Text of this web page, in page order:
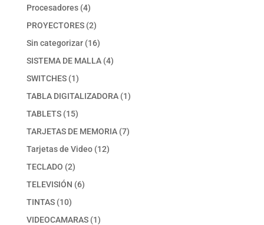
Procesadores 44
productos
PROYECTORES 22
productos
Sin categorizar 1616
productos
SISTEMA DE MALLA 44
SWITCHES 11
producto
TABLA DIGITALIZADORA 11
TABLETS 1515
productos
TARJETAS DE MEMORIA 77
Tarjetas de Video 1212
TECLADO 22
productos
TELEVISIÓN 66
TINTAS 1010
productos
VIDEOCAMARAS 11